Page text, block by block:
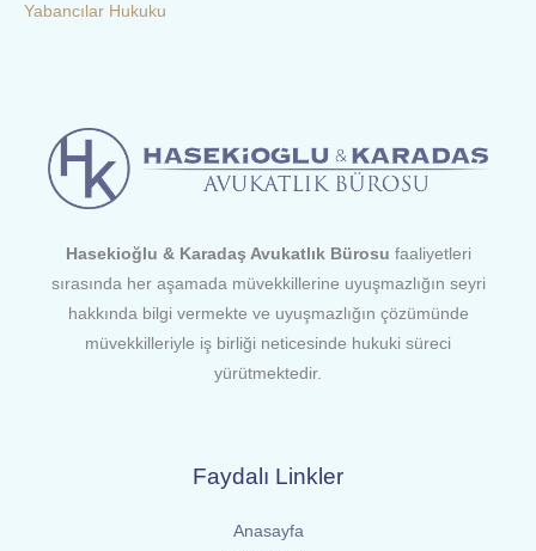
Yabancılar Hukuku
Hasekioğlu & Karadaş Avukatlık Bürosu faaliyetleri
sırasında her aşamada müvekkillerine uyuşmazlığın seyri
hakkında bilgi vermekte ve uyuşmazlığın çözümünde
müvekkilleriyle iş birliği neticesinde hukuki süreci
yürütmektedir.
Faydalı Linkler
Anasayfa